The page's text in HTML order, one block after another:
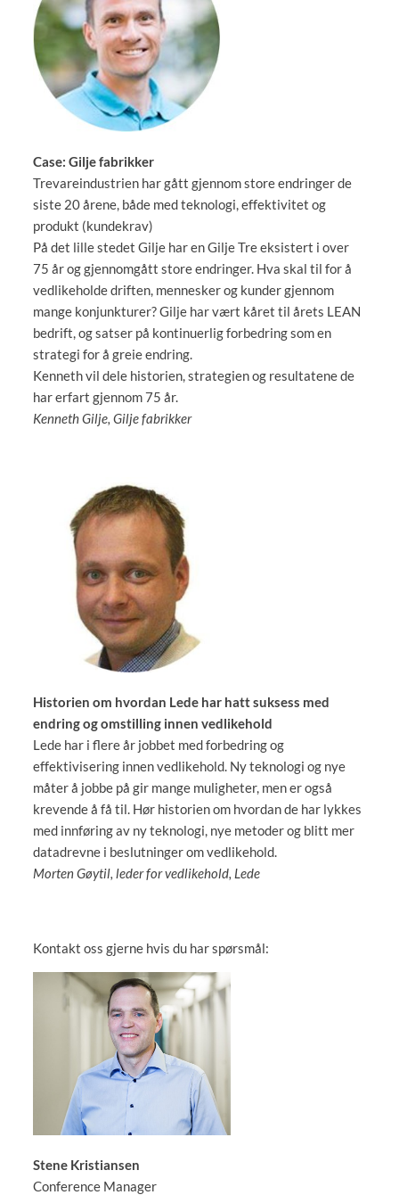
Case: Gilje fabrikker
Trevareindustrien har gått gjennom store endringer de
siste 20 årene, både med teknologi, effektivitet og
produkt (kundekrav)
På det lille stedet Gilje har en Gilje Tre eksistert i over
75 år og gjennomgått store endringer. Hva skal til for å
vedlikeholde driften, mennesker og kunder gjennom
mange konjunkturer? Gilje har vært kåret til årets LEAN
bedrift, og satser på kontinuerlig forbedring som en
strategi for å greie endring.
Kenneth vil dele historien, strategien og resultatene de
har erfart gjennom 75 år.
Kenneth Gilje, Gilje fabrikker
Historien om hvordan Lede har hatt suksess med
endring og omstilling innen vedlikehold
Lede har i flere år jobbet med forbedring og
effektivisering innen vedlikehold. Ny teknologi og nye
måter å jobbe på gir mange muligheter, men er også
krevende å få til. Hør historien om hvordan de har lykkes
med innføring av ny teknologi, nye metoder og blitt mer
datadrevne i beslutninger om vedlikehold.
Morten Gøytil, leder for vedlikehold, Lede
Kontakt oss gjerne hvis du har spørsmål:
Stene Kristiansen
Conference Manager